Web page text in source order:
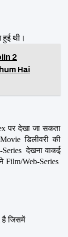
हुई थी।
2
Hai
पर देखा जा सकता
डिलीवरी की
देखना वाकई
Film/Web-Series
है जिसमें